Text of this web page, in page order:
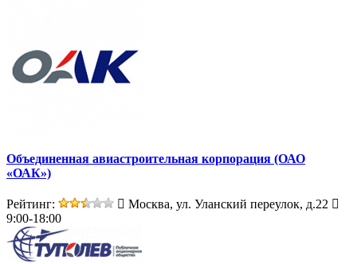
Объединенная авиастроительная корпорация (ОАО
«ОАК»)
Рейтинг:
Москва, ул. Уланский переулок, д.22
9:00-18:00